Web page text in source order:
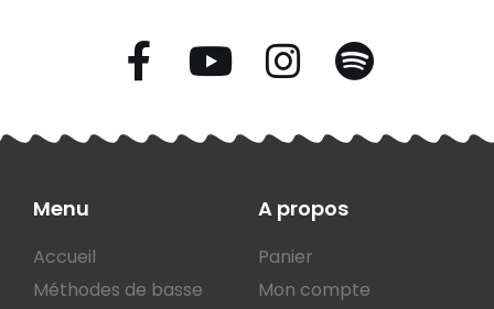
Menu
Accueil
Méthodes de basse
A propos
Panier
Mon compte